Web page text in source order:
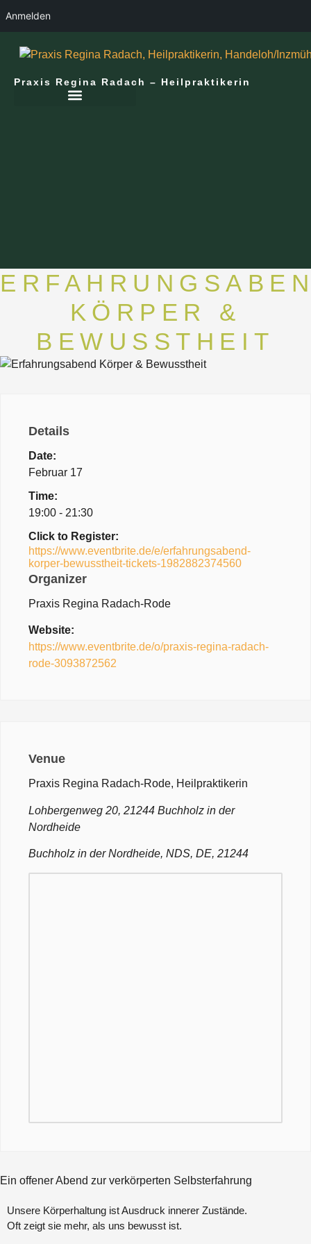
Anmelden
Praxis Regina Radach – Heilpraktikerin
KÖRPER &
BEWUSSTHEIT
Details
Date:
Februar 17
Time:
19:00 - 21:30
Click to Register:
https://www.eventbrite.de/e/erfahrungsabend-
korper-bewusstheit-tickets-1982882374560
Organizer
Praxis Regina Radach-Rode
Website:
https://www.eventbrite.de/o/praxis-regina-radach-
rode-3093872562
Venue
Praxis Regina Radach-Rode, Heilpraktikerin
Lohbergenweg 20, 21244 Buchholz in der
Nordheide
Buchholz in der Nordheide, NDS, DE, 21244
Ein offener Abend zur verkörperten Selbsterfahrung
Unsere Körperhaltung ist Ausdruck innerer Zustände.
Oft zeigt sie mehr, als uns bewusst ist.